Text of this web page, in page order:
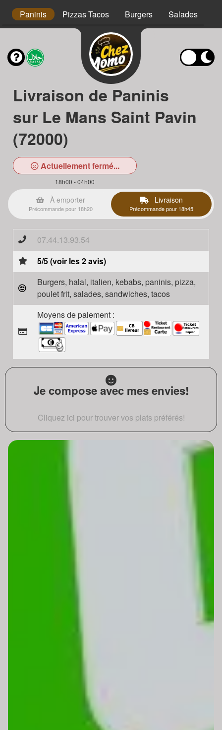
Paninis Pizzas Tacos Burgers Salades
Livraison de Paninis
sur Le Mans Saint Pavin
(72000)
Actuellement fermé...
18h00 - 04h00
À emporter
Précommande pour 18h20
Livraison
Précommande pour 18h45
07.44.13.93.54
5/5 (voir les 2 avis)
Burgers, halal, italien, kebabs, paninis, pizza,
poulet frit, salades, sandwiches, tacos
Moyens de paiement :
Je compose avec mes envies!
Cliquez ici pour trouver vos plats préférés!